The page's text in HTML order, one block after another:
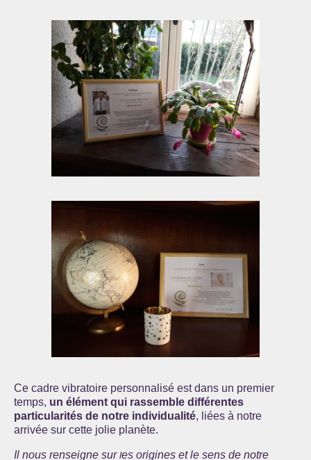
Cœur de Femme »
Les Onctions Sacrées -La Magdaléenne –
Nadine-Sarah Penna
Qui suis je ?
Mon cursus d’évolution vers une femme plus
consciente
Sophro-Méditation tous les lundis soir en visio
Cursus « Le chemin par la psyché »
Prendre contact
Bertrand Thomas, Psychopraticien
Sophro-Méditation tous les lundis soir en visio
Sophrologie
Initiation à la sophrologie « offerte »
Ce cadre vibratoire personnalisé est dans un premier
temps, un élément qui rassemble différentes
particularités de notre individualité, liées à notre
arrivée sur cette jolie planète.
Il nous renseigne surles origines et le sens de notre